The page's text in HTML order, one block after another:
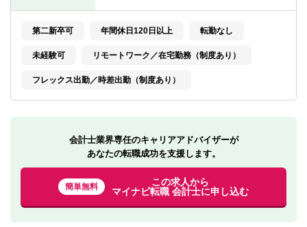
第二新卒可 年間休日120日以上 転勤なし
未経験可 リモートワーク／在宅勤務（制度あり）
フレックス出勤／時差出勤（制度あり）
会計士業界専任のキャリアアドバイザーが
あなたの転職成功を支援します。
簡単無料
この求人から
マイナビ転職 会計士に申し込む